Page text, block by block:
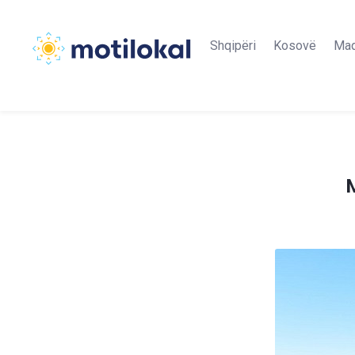
Shqipëri Kosovë